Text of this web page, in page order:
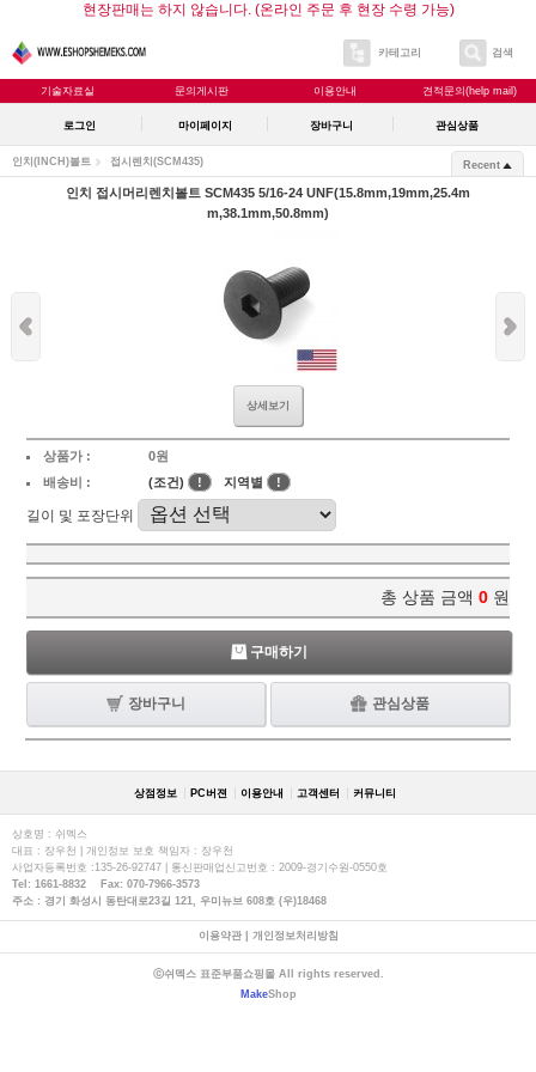
현장판매는 하지 않습니다. (온라인 주문 후 현장 수령 가능)
카테고리 검색
기술자료실 문의게시판 이용안내 견적문의(help mail)
로그인 마이페이지 장바구니 관심상품
인치(INCH)볼트 접시렌치(SCM435) Recent
인치 접시머리렌치볼트 SCM435 5/16-24 UNF(15.8mm,19mm,25.4m
m,38.1mm,50.8mm)
상세보기
상품가 :
0원
배송비 :
(조건) ! 지역별 !
길이 및 포장단위
총 상품 금액 0 원
구매하기
장바구니 관심상품
상점정보 PC버젼 이용안내 고객센터 커뮤니티
상호명 : 쉬멕스
대표 : 장우천 | 개인정보 보호 책임자 : 장우천
사업자등록번호 :135-26-92747 | 통신판매업신고번호 : 2009-경기수원-0550호
Tel: 1661-8832 Fax: 070-7966-3573
주소 : 경기 화성시 동탄대로23길 121, 우미뉴브 608호 (우)18468
이용약관| 개인정보처리방침
ⓒ쉬멕스 표준부품쇼핑몰 All rights reserved.
MakeShop